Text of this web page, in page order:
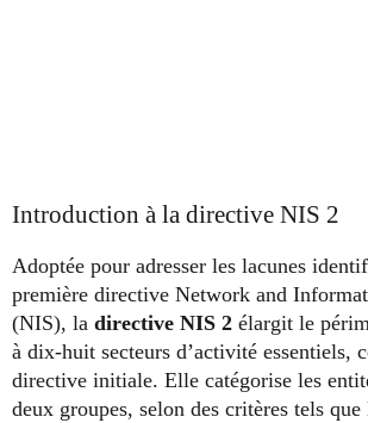
Introduction à la directive NIS 2
Adoptée pour adresser les lacunes
première directive Network and
(NIS), la directive NIS 2 élargit le
à dix-huit secteurs d’activité essentiels,
directive initiale. Elle catégorise les
deux groupes, selon des critères tels